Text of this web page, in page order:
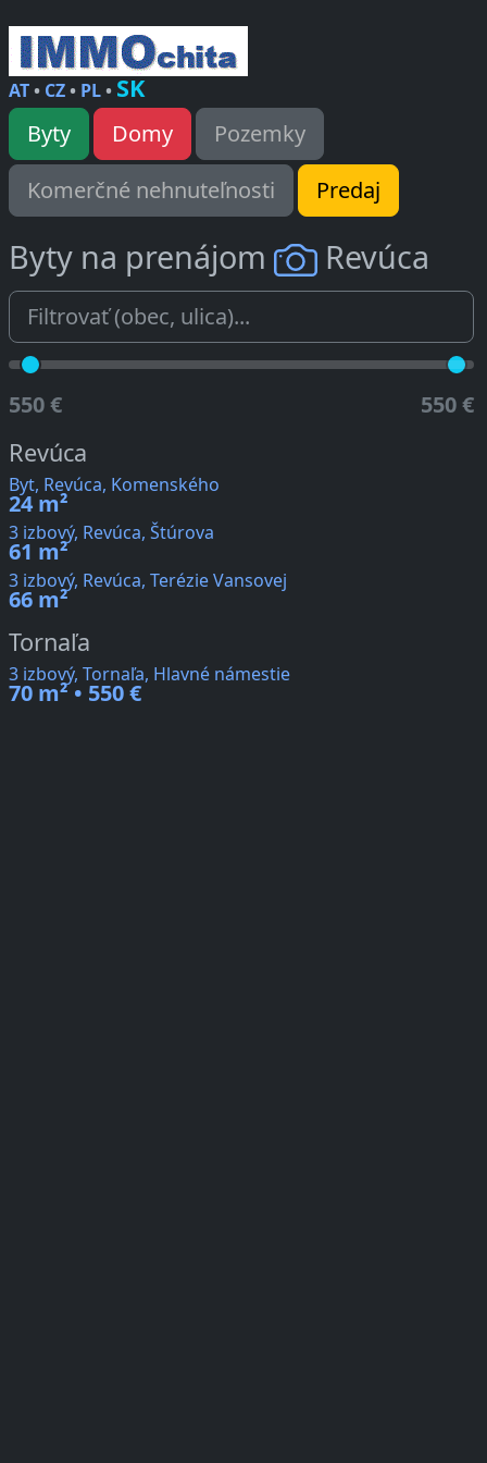
AT• CZ• PL• SK
Byty Domy
Pozemky
Komerčné nehnuteľnosti
Predaj
Byty na prenájom Revúca
550 € 550 €
Revúca
Byt, Revúca, Komenského
24 m²
3 izbový, Revúca, Štúrova
61 m²
3 izbový, Revúca, Terézie Vansovej
66 m²
Tornaľa
3 izbový, Tornaľa, Hlavné námestie
70 m² • 550 €